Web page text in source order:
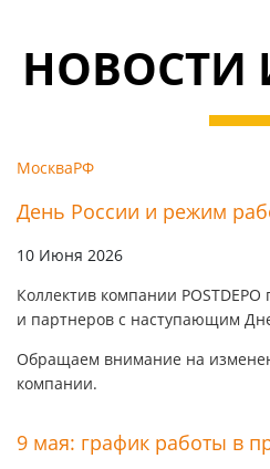
НОВОСТИ
МоскваРФ
День России и режим
10 Июня 2026
Коллектив компании
и партнеров с наступающим
Обращаем внимание на
компании.
9 мая: график работы в